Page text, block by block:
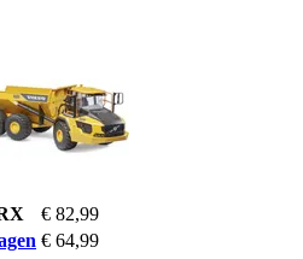
€ 82,99
€ 64,99